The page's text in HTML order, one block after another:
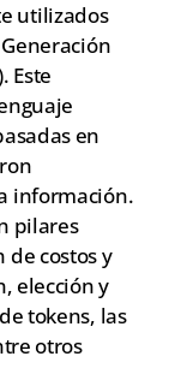
utilizados
Este
en
información.
pilares
costos y
elección y
tokens, las
otros